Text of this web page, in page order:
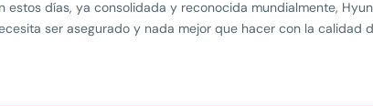
estos días, ya consolidada y reconocida mundialmente,
ser asegurado y nada mejor que hacer con la calidad